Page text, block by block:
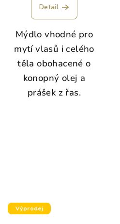
Detail
Mýdlo vhodné pro
mytí vlasů i celého
těla obohacené o
konopný olej a
prášek z řas.
Výprodej